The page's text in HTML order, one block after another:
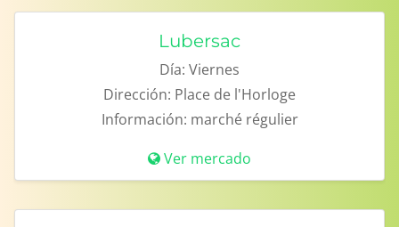
Lubersac
Día: Viernes
Dirección: Place de l'Horloge
Información: marché régulier
Ver mercado